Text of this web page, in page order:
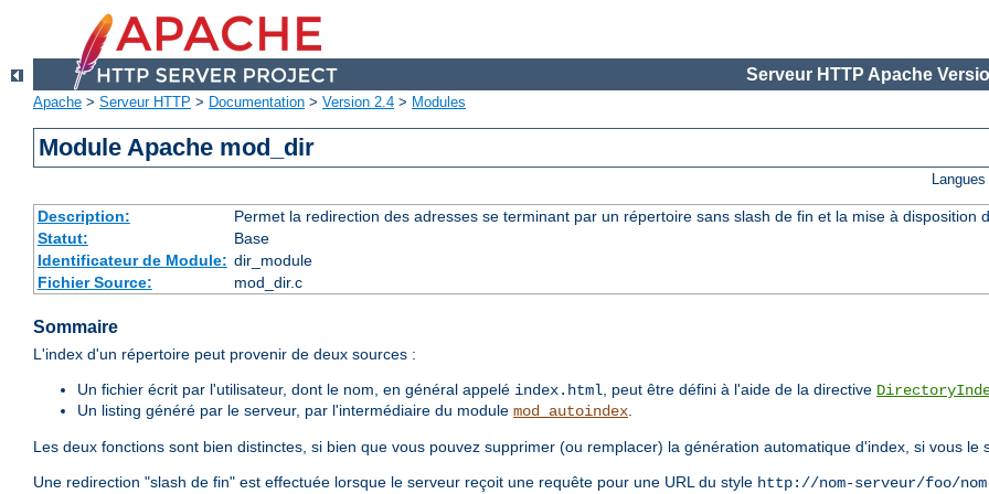
Serveur HTTP Apache
Apache > Serveur HTTP > Documentation > Version 2.4 > Modules
Module Apache mod_dir
Description:
Permet la redirection des adresses se terminant par un répertoire sans slash de fin et la mise à disposition
Statut:
Base
Identificateur de Module: dir_module
Fichier Source:
mod_dir.c
Sommaire
L'index d'un répertoire peut provenir de deux sources :
Un fichier écrit par l'utilisateur, dont le nom, en général appelé index.html, peut être défini à l'aide de la directive
Un listing généré par le serveur, par l'intermédiaire du module mod_autoindex.
Les deux fonctions sont bien distinctes, si bien que vous pouvez supprimer (ou remplacer) la génération automatique d'index, si vous le
Une redirection "slash de fin" est effectuée lorsque le serveur reçoit une requête pour une URL du style http://nom-serveur/foo/